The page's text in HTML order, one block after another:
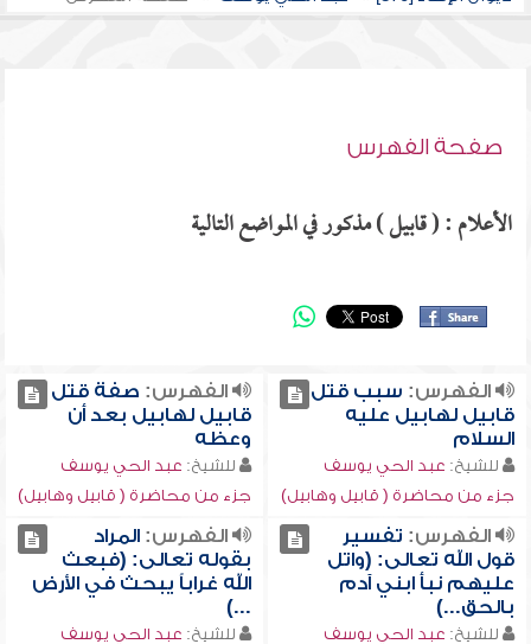
صفحة الفهرس
الأعلام : ( قابيل ) مذكور في المواضع التالية
الفهرس: سبب قتل
قابيل لهابيل عليه
السلام
للشيخ: عبد الحي يوسف
جزء من محاضرة ( قابيل وهابيل)
الفهرس: صفة قتل
قابيل لهابيل بعد أن
وعظه
للشيخ: عبد الحي يوسف
جزء من محاضرة ( قابيل وهابيل)
الفهرس: تفسير
قول الله تعالى: (واتل
عليهم نبأ ابني آدم
بالحق...)
للشيخ: عبد الحي يوسف
الفهرس:المراد
بقوله تعالى: (فبعث
الله غراباً يبحث في الأرض
...)
للشيخ: عبد الحي يوسف